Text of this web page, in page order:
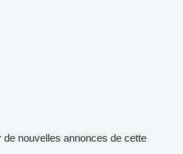
nouvelles annonces de cette